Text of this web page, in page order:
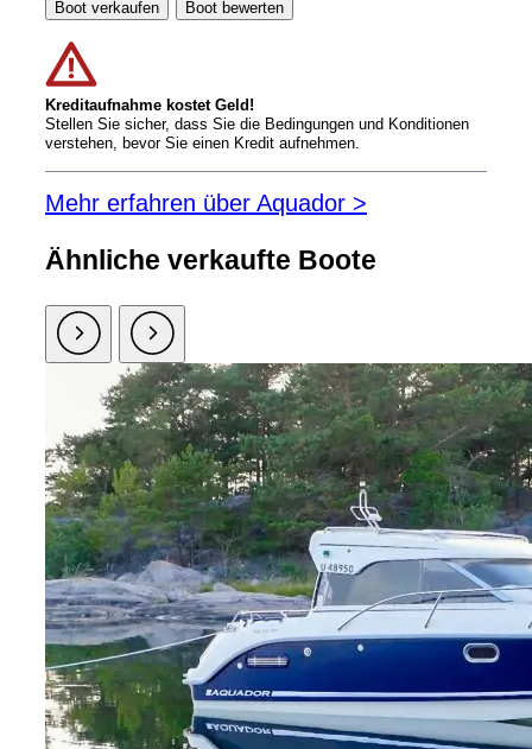
Boot verkaufen
Boot bewerten
Kreditaufnahme kostet Geld!
Stellen Sie sicher, dass Sie die Bedingungen und Konditionen
verstehen, bevor Sie einen Kredit aufnehmen.
Mehr erfahren über Aquador >
Ähnliche verkaufte Boote